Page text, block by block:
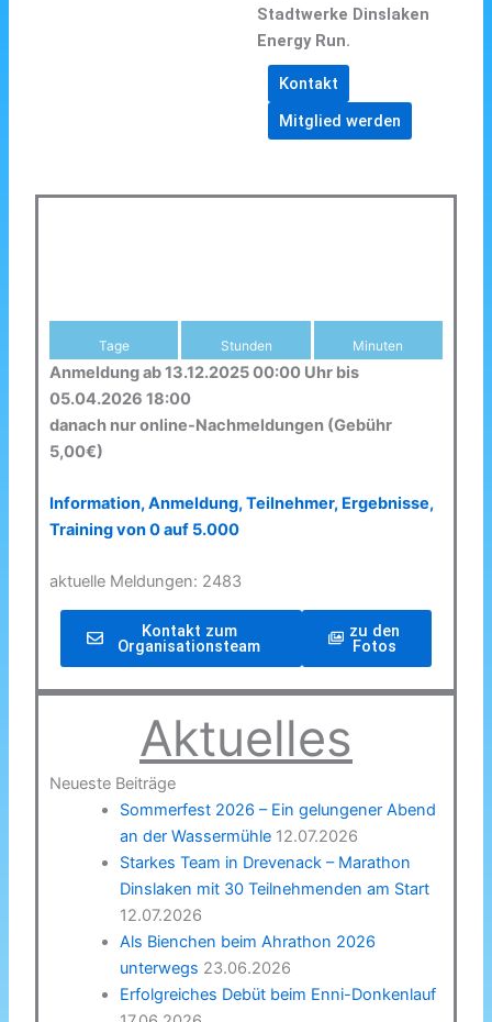
Stadtwerke Dinslaken
Energy Run.
Kontakt
Mitglied werden
Tage Stunden Minuten
Anmeldung ab 13.12.2025 00:00 Uhr bis
05.04.2026 18:00
danach nur online-Nachmeldungen (Gebühr
5,00€)
Information, Anmeldung, Teilnehmer, Ergebnisse,
Training von 0 auf 5.000
aktuelle Meldungen: 2483
Kontakt zum
Organisationsteam
zu den
Fotos
Aktuelles
Neueste Beiträge
Sommerfest 2026 – Ein gelungener Abend
an der Wassermühle 12.07.2026
Starkes Team in Drevenack – Marathon
Dinslaken mit 30 Teilnehmenden am Start
12.07.2026
Als Bienchen beim Ahrathon 2026
unterwegs 23.06.2026
Erfolgreiches Debüt beim Enni-Donkenlauf